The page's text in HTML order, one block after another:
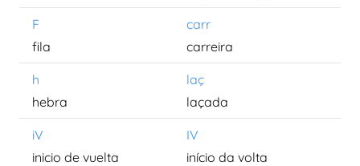
F
carr
fila
carreira
h
laç
hebra
laçada
iV
IV
inicio de vuelta
início da volta